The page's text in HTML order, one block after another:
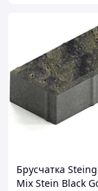
Брусчатка
Mix Stein Black